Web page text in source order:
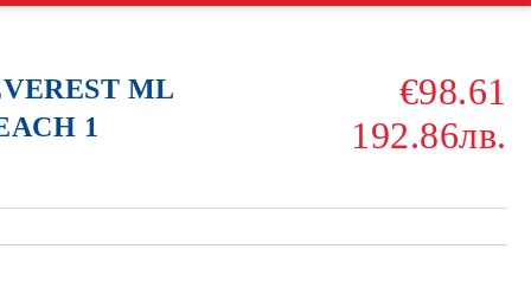
ML
1
€98.61
192.86лв.